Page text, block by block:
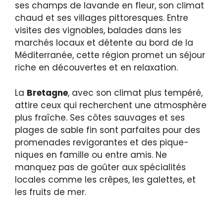
ses champs de lavande en fleur, son climat
chaud et ses villages pittoresques. Entre
visites des vignobles, balades dans les
marchés locaux et détente au bord de la
Méditerranée, cette région promet un séjour
riche en découvertes et en relaxation.
La Bretagne, avec son climat plus tempéré,
attire ceux qui recherchent une atmosphère
plus fraîche. Ses côtes sauvages et ses
plages de sable fin sont parfaites pour des
promenades revigorantes et des pique-
niques en famille ou entre amis. Ne
manquez pas de goûter aux spécialités
locales comme les crêpes, les galettes, et
les fruits de mer.